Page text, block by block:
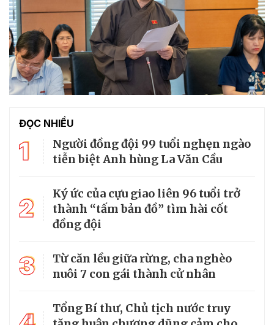
ĐỌC NHIỀU
1
Người đồng đội 99 tuổi nghẹn ngào
tiễn biệt Anh hùng La Văn Cầu
2
Ký ức của cựu giao liên 96 tuổi trở
thành “tấm bản đồ” tìm hài cốt
đồng đội
3
Từ căn lều giữa rừng, cha nghèo
nuôi 7 con gái thành cử nhân
Tổng Bí thư, Chủ tịch nước truy